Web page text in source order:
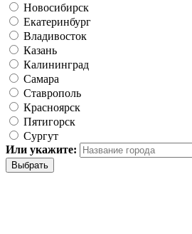
Новосибирск
Екатеринбург
Владивосток
Казань
Калининград
Самара
Ставрополь
Красноярск
Пятигорск
Сургут
Или укажите: